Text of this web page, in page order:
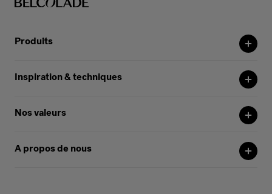
Produits
Inspiration & techniques
Nos valeurs
A propos de nous